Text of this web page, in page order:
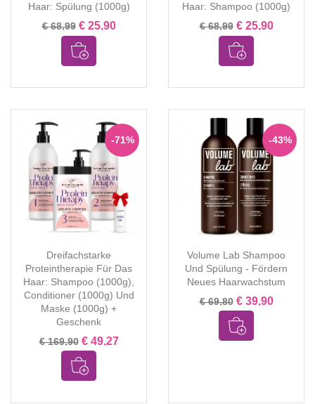
Haar: Spülung (1000g)
€ 68,99 € 25,90
Haar: Shampoo (1000g)
€ 68,99 € 25,90
Dreifachstarke
Proteintherapie Für Das
Haar: Shampoo (1000g),
Conditioner (1000g) Und
Maske (1000g) +
Geschenk
€ 169,90 € 49,27
-71%
Volume Lab Shampoo
Und Spülung - Fördern
Neues Haarwachstum
€ 69,80 € 39,90
-43%